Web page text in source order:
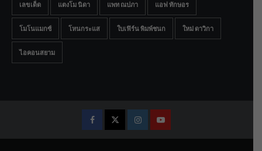
เลขเด็ด แตงโม นิดา แพท ณปภา แอฟ ทักษอร
โมโนแมกซ์ โหนกระแส ใบเฟิร์น พิมพ์ชนก ใหม่ ดาวิกา
ไอคอนสยาม
FacebookTwitterInstagramYoutube